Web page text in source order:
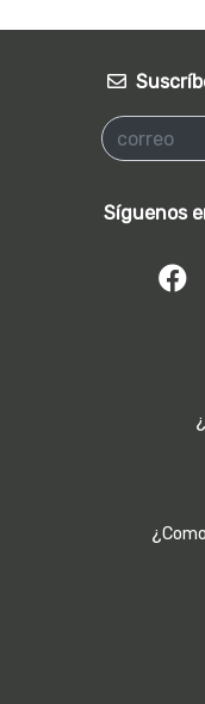
Síguenos